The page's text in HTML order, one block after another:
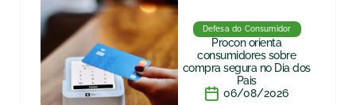
Defesa do Consumidor
Procon orienta
consumidores sobre
compra segura no Dia dos
Pais
06/08/2026